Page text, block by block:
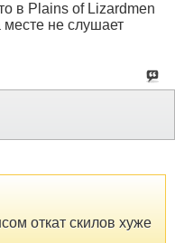
в Plains of Lizardmen
месте не слушает
откат скилов хуже